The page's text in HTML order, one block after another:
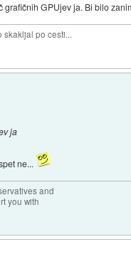
grafičnih GPUjev ja. Bi bilo
skakljal po cesti...
ja
ne...
and
you with